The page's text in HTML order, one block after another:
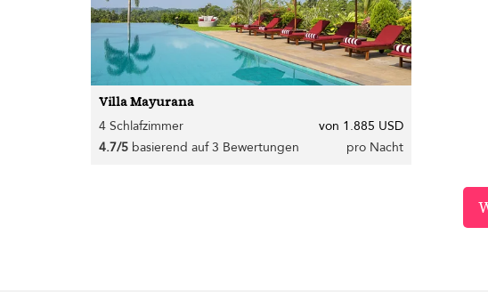
Villa Mayurana
4 Schlafzimmer
von 1.885 USD
4.7/5 basierend auf 3 Bewertungen pro Nacht